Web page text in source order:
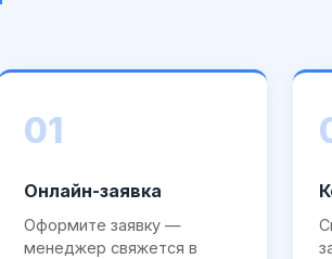
01
Онлайн-заявка
Оформите заявку —
менеджер свяжется в